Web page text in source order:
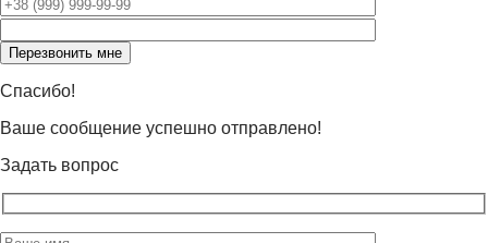
это
поле
пустым.
Спасибо!
Ваше сообщение успешно отправлено!
Задать вопрос